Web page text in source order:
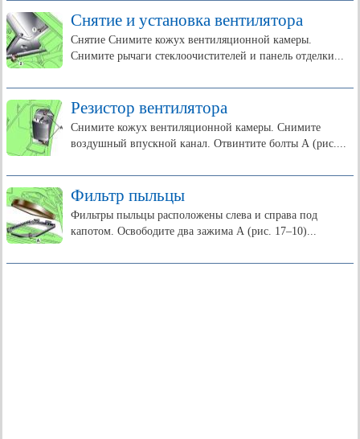
Снятие и установка вентилятора
Снятие Снимите кожух вентиляционной камеры.
Снимите рычаги стеклоочистителей и панель отделки...
Резистор вентилятора
Снимите кожух вентиляционной камеры. Снимите
воздушный впускной канал. Отвинтите болты А (рис....
Фильтр пыльцы
Фильтры пыльцы расположены слева и справа под
капотом. Освободите два зажима А (рис. 17–10)...